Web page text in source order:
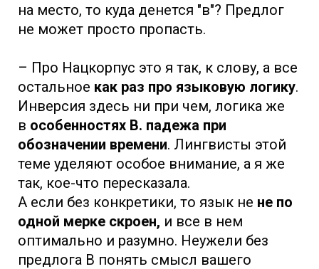
на место, то куда денется "в"? Предлог
не может просто пропасть.
– Про Нацкорпус это я так, к слову, а все
остальное как раз про языковую логику.
Инверсия здесь ни при чем, логика же
в особенностях В. падежа при
обозначении времени. Лингвисты этой
теме уделяют особое внимание, а я же
так, кое-что пересказала.
А если без конкретики, то язык не не по
одной мерке скроен, и все в нем
оптимально и разумно. Неужели без
предлога В понять смысл вашего